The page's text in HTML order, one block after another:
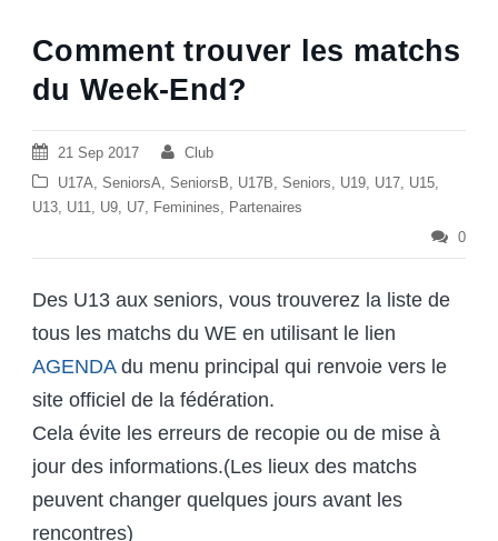
Comment trouver les matchs
du Week-End?
21 Sep 2017
Club
U17A SeniorsA SeniorsB U17B Seniors U19 U17 U15
U13 U11 U9 U7 Feminines
Partenaires
0
Des U13 aux seniors, vous trouverez la liste de
tous les matchs du WE en utilisant le lien
AGENDAdu menu principal qui renvoie vers le
site officiel de la fédération.
Cela évite les erreurs de recopie ou de mise à
jour des informations.(Les lieux des matchs
peuvent changer quelques jours avant les
rencontres)